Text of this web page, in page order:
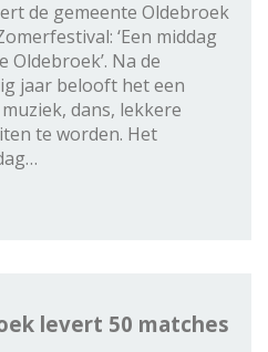
de gemeente Oldebroek
‘Een middag
Na de
jaar belooft het een
dans, lekkere
te worden. Het
levert 50 matches